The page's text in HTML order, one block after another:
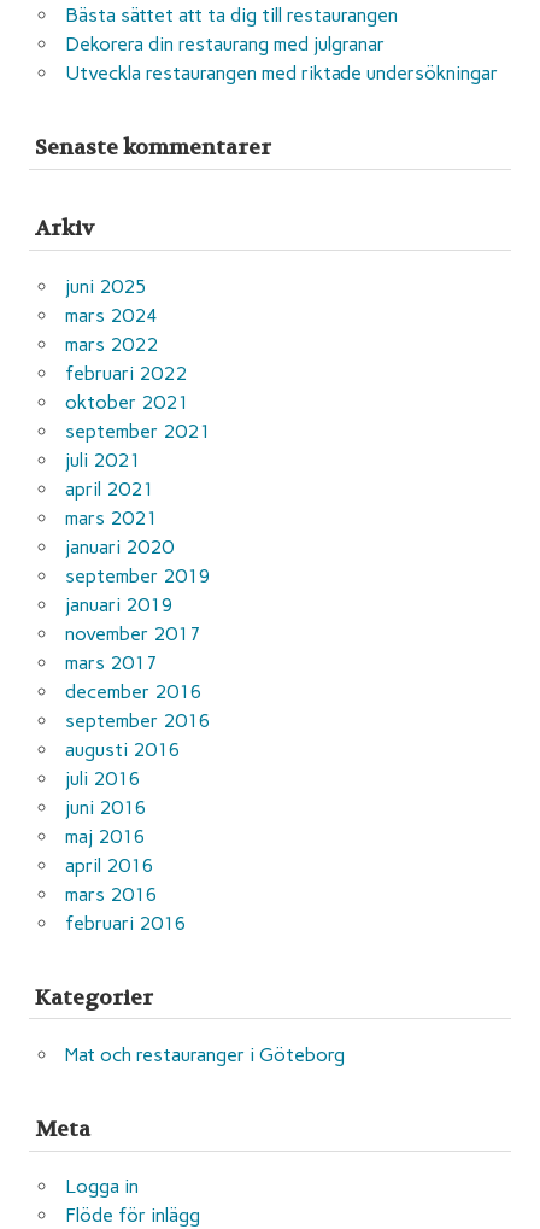
Bästa sättet att ta dig till restaurangen
Dekorera din restaurang med julgranar
Utveckla restaurangen med riktade undersökningar
Senaste kommentarer
Arkiv
juni 2025
mars 2024
mars 2022
februari 2022
oktober 2021
september 2021
juli 2021
april 2021
mars 2021
januari 2020
september 2019
januari 2019
november 2017
mars 2017
december 2016
september 2016
augusti 2016
juli 2016
juni 2016
maj 2016
april 2016
mars 2016
februari 2016
Kategorier
Mat och restauranger i Göteborg
Meta
Logga in
Flöde för inlägg